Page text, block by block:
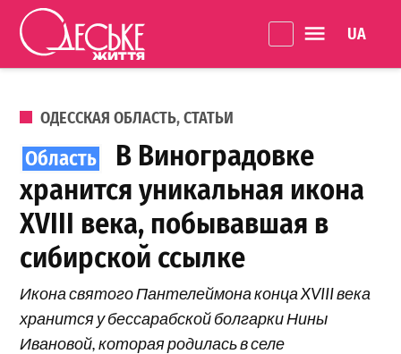
Перейти к содержанию
життя
ОПУБЛИКОВАНО В
ОДЕССКАЯ ОБЛАСТЬ,СТАТЬИ
В Виноградовке
хранится уникальная икона
XVIII века, побывавшая в
сибирской ссылке
Икона святого Пантелеймона конца XVIII века
хранится у бессарабской болгарки Нины
Ивановой, которая родилась в селе